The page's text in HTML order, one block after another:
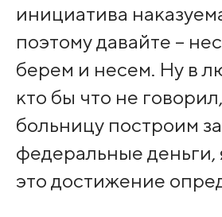
инициатива
поэтому давайте –
берем и несем. Ну в
кто бы что не
больницу построим за
федеральные деньги,
это достижение